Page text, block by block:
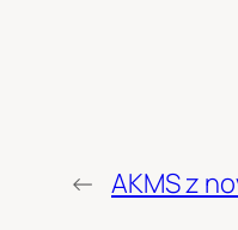
← AKMS z